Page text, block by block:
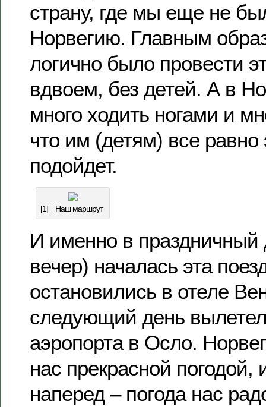
страну, где мы еще не
Норвегию. Главным
логично было провести
вдвоем, без детей. А в
много ходить ногами и
что им (детям) все равно
подойдет.
[1] Наш маршрут
И именно в праздничный
вечер) началась эта
остановились в отеле
следующий день
аэропорта в Осло.
нас прекрасной погодой,
наперед – погода нас